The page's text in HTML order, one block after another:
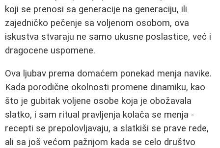
koji se prenosi sa generacije na generaciju, ili
zajedničko pečenje sa voljenom osobom, ova
iskustva stvaraju ne samo ukusne poslastice, već i
dragocene uspomene.
Ova ljubav prema domaćem ponekad menja navike.
Kada porodične okolnosti promene dinamiku, kao
što je gubitak voljene osobe koja je obožavala
slatko, i sam ritual pravljenja kolača se menja -
recepti se prepolovljavaju, a slatkiši se prave rede,
ali sa još većom pažnjom kada se celo društvo